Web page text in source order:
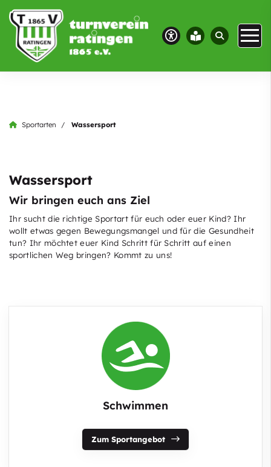
Sportarten Wassersport
Wassersport
Wir bringen euch ans Ziel
Ihr sucht die richtige Sportart für euch oder euer Kind? Ihr
wollt etwas gegen Bewegungsmangel und für die Gesundheit
tun? Ihr möchtet euer Kind Schritt für Schritt auf einen
sportlichen Weg bringen? Kommt zu uns!
Schwimmen
Zum Sportangebot